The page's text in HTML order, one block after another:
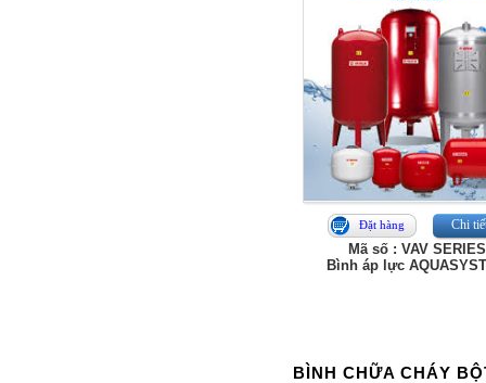
Đặt hàng Chi
Mã số : VAV SERIES
Bình áp lực
BÌNH CHỮA CHÁY